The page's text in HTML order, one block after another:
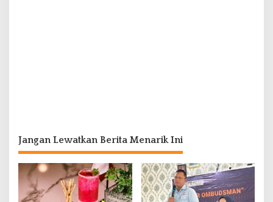
Jangan Lewatkan Berita Menarik Ini